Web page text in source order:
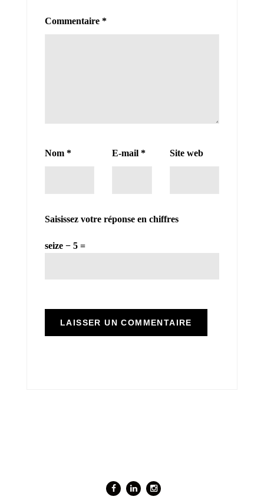
Commentaire *
Nom * E-mail * Site web
Saisissez votre réponse en chiffres
seize − 5 =